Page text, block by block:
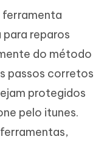
ferramenta
reparos
do método
passos corretos
protegidos
pelo itunes.